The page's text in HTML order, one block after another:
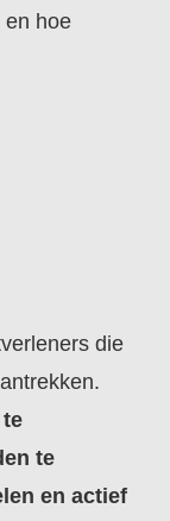
en hoe
die
te
en actief